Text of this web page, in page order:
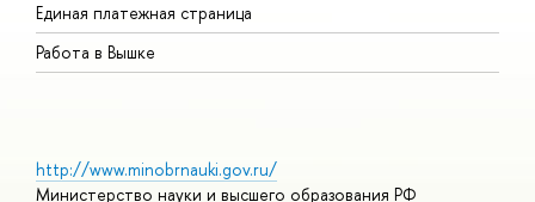
Единая платежная страница
Работа в Вышке
http://www.minobrnauki.gov.ru/
Министерство науки и высшего образования РФ